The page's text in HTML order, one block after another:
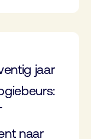
jaar
naar